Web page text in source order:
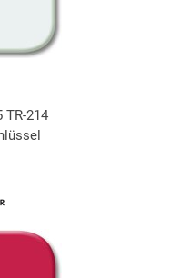
TR-214